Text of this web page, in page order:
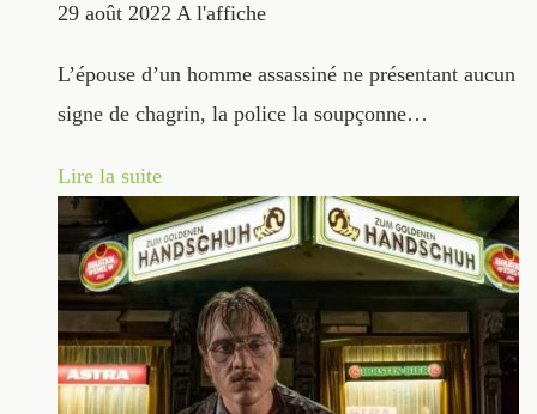
29 août 2022 A l'affiche
L’épouse d’un homme assassiné ne présentant aucun
signe de chagrin, la police la soupçonne…
Lire la suite